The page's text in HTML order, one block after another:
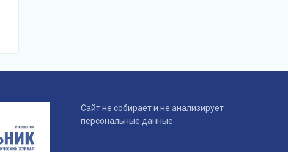
Сайт не собирает и не анализирует
персональные данные.